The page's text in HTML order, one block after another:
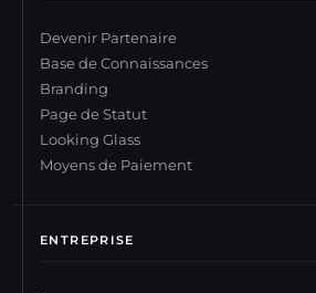
Devenir Partenaire
Base de Connaissances
Branding
Page de Statut
Looking Glass
Moyens de Paiement
ENTREPRISE